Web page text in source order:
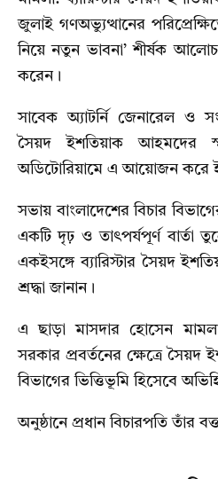
জুলাই গণঅভ্যুত্থানের
নিয়ে নতুন ভাবনা’ শীর্ষক
করেন।
সাবেক অ্যাটর্নি জেনারেল ও
সৈয়দ ইশতিয়াক আহমদের
অডিটোরিয়ামে এ আয়োজন করে
সভায় বাংলাদেশের বিচার
একটি দৃঢ় ও তাৎপর্যপূর্ণ বার্তা
একইসঙ্গে ব্যারিস্টার সৈয়দ
শ্রদ্ধা জানান।
এ ছাড়া মাসদার হোসেন
সরকার প্রবর্তনের ক্ষেত্রে সৈয়দ
বিভাগের ভিত্তিভূমি হিসেবে
অনুষ্ঠানে প্রধান বিচারপতি তাঁর